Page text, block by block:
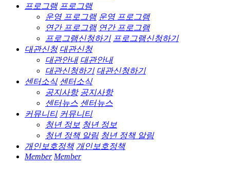
프로그램 프로그램
운영 프로그램 운영 프로그램
연간 프로그램 연간 프로그램
프로그램신청하기 프로그램신청하기
대관신청 대관신청
대관안내 대관안내
대관신청하기 대관신청하기
센터소식 센터소식
공지사항 공지사항
센터뉴스 센터뉴스
커뮤니티 커뮤니티
청년 정보 청년 정보
청년 정책 알림 청년 정책 알림
개인보호정책 개인보호정책
Member Member